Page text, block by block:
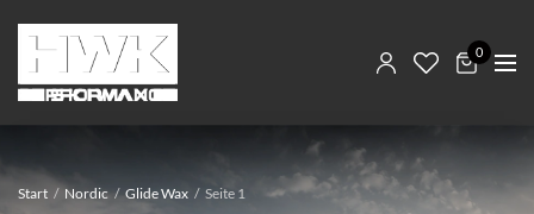
0
Start / Nordic / Glide Wax / Seite 1